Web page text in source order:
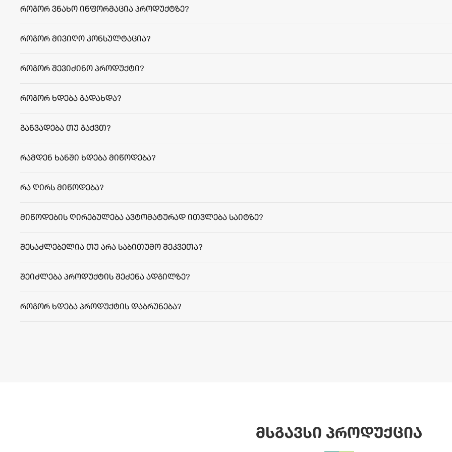
როგორ ვნახო ინფორმაცია პროდუქტზე?
როგორ მივიღო კონსულტაცია?
როგორ შევიძინო პროდუქტი?
როგორ ხდება გადახდა?
განვადება თუ გაქვთ?
რამდენ ხანში ხდება მიწოდება?
რეგიონები:
რა ღირს მიწოდება?
მიწოდების ღირებულება ავტომატურად ითვლება საიტზე?
შესაძლებელია თუ არა საბითუმო შეკვეთა?
შეიძლება პროდუქტის შეძენა ადგილზე?
როგორ ხდება პროდუქტის დაბრუნება?
მსგავსი პროდუქცია